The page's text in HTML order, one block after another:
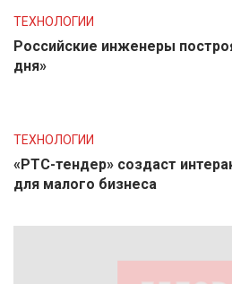
ТЕХНОЛОГИИ
Российские инженеры
дня»
ТЕХНОЛОГИИ
«РТС-тендер» создаст
для малого бизнеса